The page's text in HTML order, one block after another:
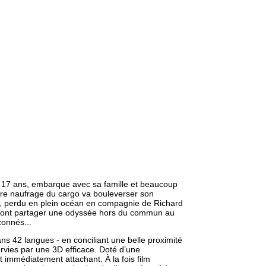
ans, embarque avec sa famille et beaucoup
naufrage du cargo va bouleverser son
perdu en plein océan en compagnie de Richard
partager une odyssée hors du commun au
42 langues - en conciliant une belle proximité
par une 3D efficace. Doté d’une
immédiatement attachant. À la fois film